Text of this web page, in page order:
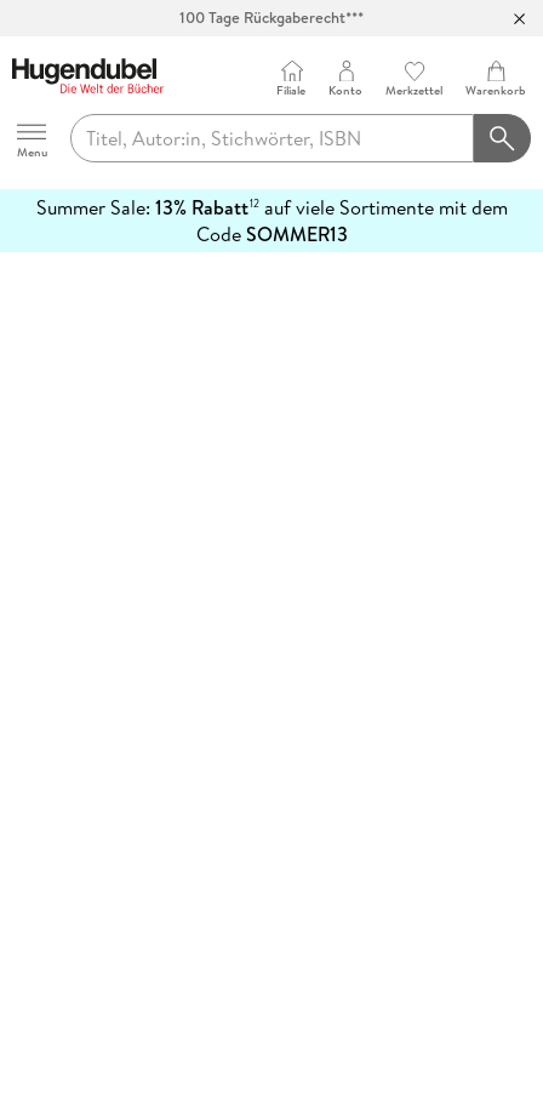
100 Tage Rückgaberecht***
Hugendubel
Menu
Filiale Konto Merkzettel Warenkorb
Summer Sale: 13% Rabatt12auf viele Sortimente mit dem
CodeSOMMER13
erfahren